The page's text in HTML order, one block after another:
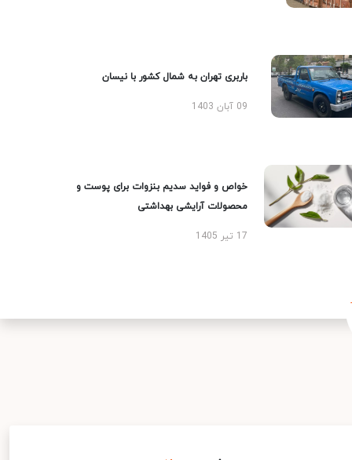
باربری تهران به شمال کشور با نیسان
09 آبان 1403
خواص و فواید سدیم بنزوات برای پوست و
محصولات آرایشی بهداشتی
17 تیر 1405